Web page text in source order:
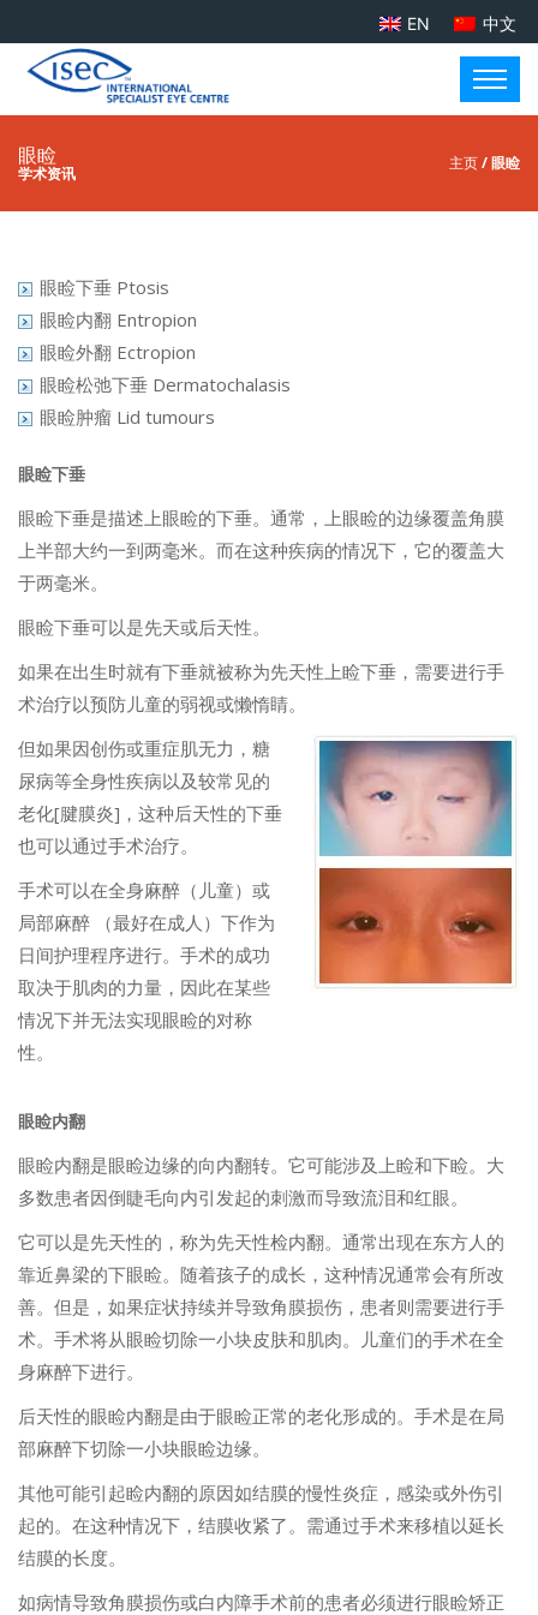
EN 中文
眼睑
学术资讯
主页/ 眼睑
眼睑下垂 Ptosis
眼睑内翻 Entropion
眼睑外翻 Ectropion
眼睑松弛下垂 Dermatochalasis
眼睑肿瘤 Lid tumours
眼睑下垂
眼睑下垂是描述上眼睑的下垂。通常，上眼睑的边缘覆盖角膜
上半部大约一到两毫米。而在这种疾病的情况下，它的覆盖大
于两毫米。
眼睑下垂可以是先天或后天性。
如果在出生时就有下垂就被称为先天性上睑下垂，需要进行手
术治疗以预防儿童的弱视或懒惰睛。
但如果因创伤或重症肌无力，糖
尿病等全身性疾病以及较常见的
老化[腱膜炎]，这种后天性的下垂
也可以通过手术治疗。
手术可以在全身麻醉（儿童）或
局部麻醉 （最好在成人）下作为
日间护理程序进行。手术的成功
取决于肌肉的力量，因此在某些
情况下并无法实现眼睑的对称
性。
眼睑内翻
眼睑内翻是眼睑边缘的向内翻转。它可能涉及上睑和下睑。大
多数患者因倒睫毛向内引发起的刺激而导致流泪和红眼。
它可以是先天性的，称为先天性检内翻。通常出现在东方人的
靠近鼻梁的下眼睑。随着孩子的成长，这种情况通常会有所改
善。但是，如果症状持续并导致角膜损伤，患者则需要进行手
术。手术将从眼睑切除一小块皮肤和肌肉。儿童们的手术在全
身麻醉下进行。
后天性的眼睑内翻是由于眼睑正常的老化形成的。手术是在局
部麻醉下切除一小块眼睑边缘。
其他可能引起睑内翻的原因如结膜的慢性炎症，感染或外伤引
起的。在这种情况下，结膜收紧了。需通过手术来移植以延长
结膜的长度。
如病情导致角膜损伤或白内障手术前的患者必须进行眼睑矫正